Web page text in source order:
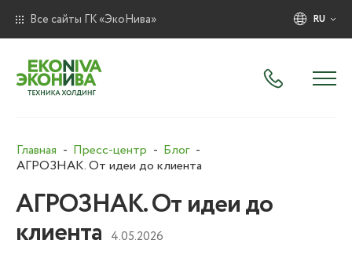
Все сайты ГК «ЭкоНива» RU
Главная Пресс-центр
Блог
АГРОЗНАК. От идеи до клиента
АГРОЗНАК. От идеи до
клиента 4.05.2026